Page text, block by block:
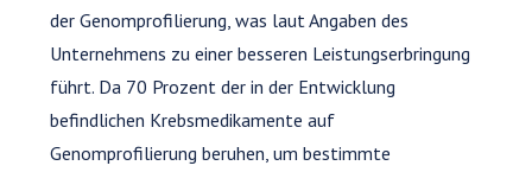
der Genomprofilierung, was laut Angaben des
Unternehmens zu einer besseren Leistungserbringung
führt. Da 70 Prozent der in der Entwicklung
befindlichen Krebsmedikamente auf
Genomprofilierung beruhen, um bestimmte